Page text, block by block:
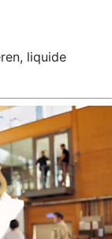
liquide